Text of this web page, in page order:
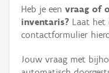
Erfgoedobject
Aanduidingsobject
Waarneming
Heb je een vraag of
inventaris? Laat het
contactformulier
Jouw vraag met